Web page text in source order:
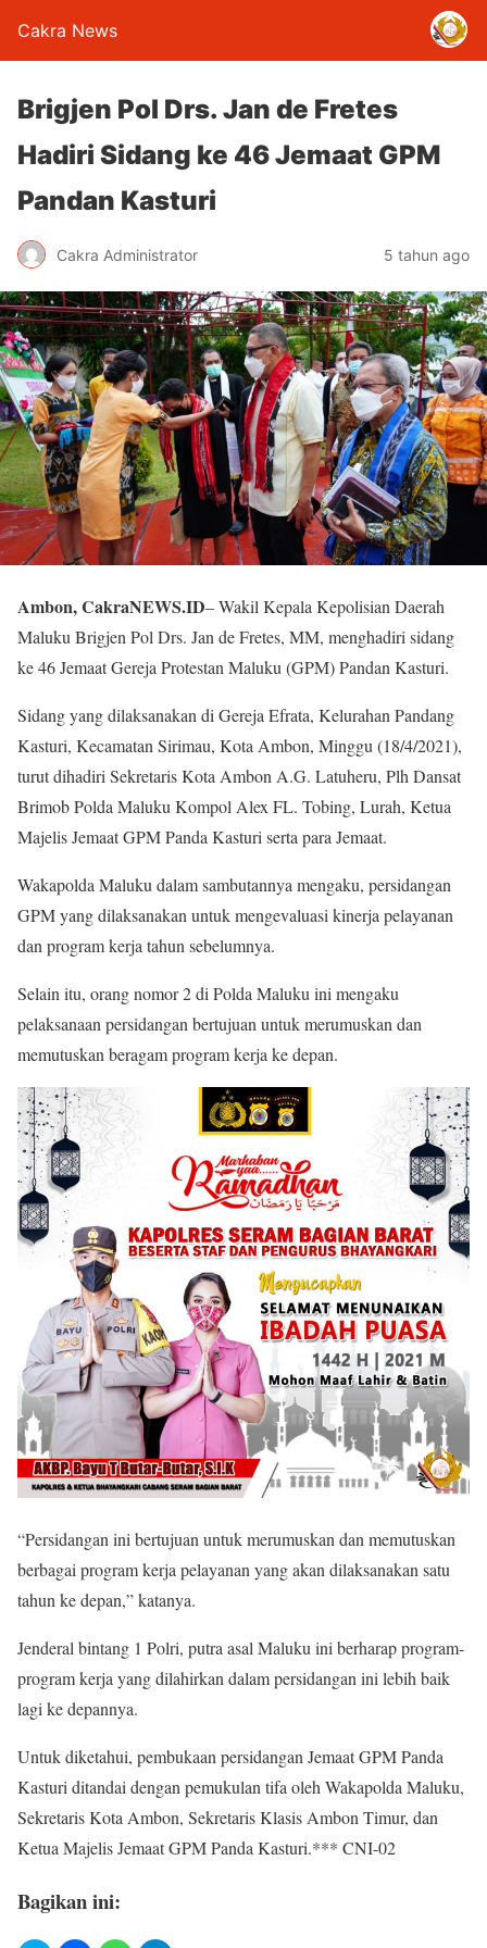
Cakra News
Brigjen Pol Drs. Jan de Fretes
Hadiri Sidang ke 46 Jemaat GPM
Pandan Kasturi
Cakra Administrator 5 tahun ago
Ambon, CakraNEWS.ID– Wakil Kepala Kepolisian Daerah
Maluku Brigjen Pol Drs. Jan de Fretes, MM, menghadiri sidang
ke 46 Jemaat Gereja Protestan Maluku (GPM) Pandan Kasturi.
Sidang yang dilaksanakan di Gereja Efrata, Kelurahan Pandang
Kasturi, Kecamatan Sirimau, Kota Ambon, Minggu (18/4/2021),
turut dihadiri Sekretaris Kota Ambon A.G. Latuheru, Plh Dansat
Brimob Polda Maluku Kompol Alex FL. Tobing, Lurah, Ketua
Majelis Jemaat GPM Panda Kasturi serta para Jemaat.
Wakapolda Maluku dalam sambutannya mengaku, persidangan
GPM yang dilaksanakan untuk mengevaluasi kinerja pelayanan
dan program kerja tahun sebelumnya.
Selain itu, orang nomor 2 di Polda Maluku ini mengaku
pelaksanaan persidangan bertujuan untuk merumuskan dan
memutuskan beragam program kerja ke depan.
“Persidangan ini bertujuan untuk merumuskan dan memutuskan
berbagai program kerja pelayanan yang akan dilaksanakan satu
tahun ke depan,” katanya.
Jenderal bintang 1 Polri, putra asal Maluku ini berharap program-
program kerja yang dilahirkan dalam persidangan ini lebih baik
lagi ke depannya.
Untuk diketahui, pembukaan persidangan Jemaat GPM Panda
Kasturi ditandai dengan pemukulan tifa oleh Wakapolda Maluku,
Sekretaris Kota Ambon, Sekretaris Klasis Ambon Timur, dan
Ketua Majelis Jemaat GPM Panda Kasturi.*** CNI-02
Bagikan ini: